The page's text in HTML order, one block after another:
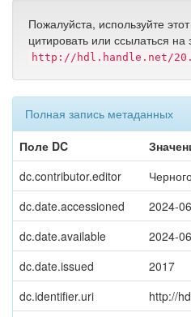
Пожалуйста, используйте
цитировать или ссылаться на
http://hdl.handle.net/
Полная запись метаданных
Поле DC
dc.contributor.editor
dc.date.accessioned
2024-
dc.date.available
2024-
dc.date.issued
2017
dc.identifier.uri
http://